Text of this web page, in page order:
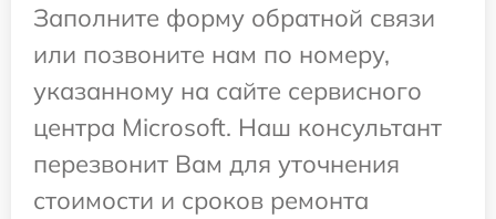
Заполните форму обратной связи
или позвоните нам по номеру,
указанному на сайте сервисного
центра Microsoft. Наш консультант
перезвонит Вам для уточнения
стоимости и сроков ремонта